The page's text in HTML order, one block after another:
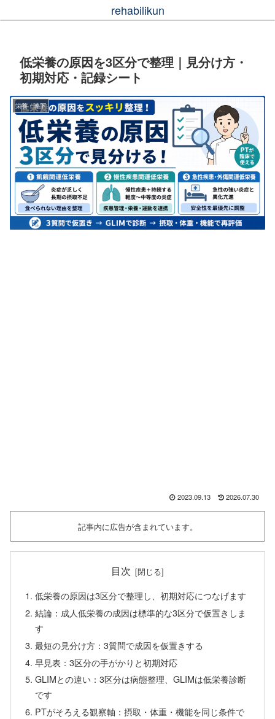
rehabilikun
低栄養の原因を3区分で整理｜見分け方・
初期対応・記録シート
栄養・嚥下
2023.09.13 2026.07.30
記事内に広告が含まれています。
目次
低栄養の原因は3区分で整理し、初期対応につなげます
結論：成人低栄養の成因は標準的な3区分で仮置きしま
す
最短の見分け方：3質問で成因を仮置きする
早見表：3区分の手がかりと初期対応
GLIMとの違い：3区分は病態整理、GLIMは低栄養診断
です
PTがそろえる観察軸：摂取・体重・機能を同じ条件で